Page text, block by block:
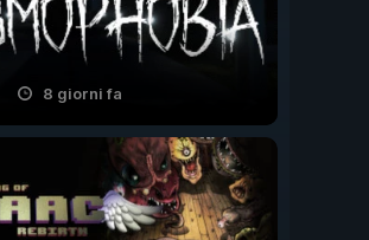
8 giorni fa